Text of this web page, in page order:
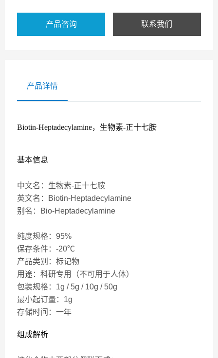
产品咨询 联系我们
产品详情
Biotin-Heptadecylamine，生物素-正十七胺
基本信息
中文名：生物素-正十七胺
英文名：Biotin-Heptadecylamine
别名：Bio-Heptadecylamine
纯度规格：95%
保存条件：-20℃
产品类别：标记物
用途：科研专用（不可用于人体）
包装规格：1g / 5g / 10g / 50g
最小起订量：1g
存储时间：一年
组成解析